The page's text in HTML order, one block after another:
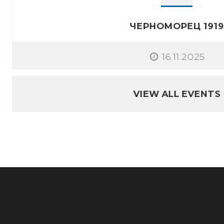
ЧЕРНОМОРЕЦ 1919
16.11.2025
VIEW ALL EVENTS